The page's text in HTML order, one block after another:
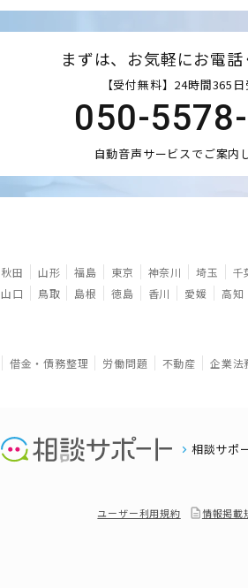
まずは、お気軽にお電
【受付無料】24時間365
050-
自動音声サービスでご案内
秋田 山形 福島 東京 神奈川 埼玉 千
山口 鳥取 島根 徳島 香川 愛媛 高知
借金・債務整理 労働問題 不動産 企業法
相談サポ
ユーザー利用規約 情報掲載